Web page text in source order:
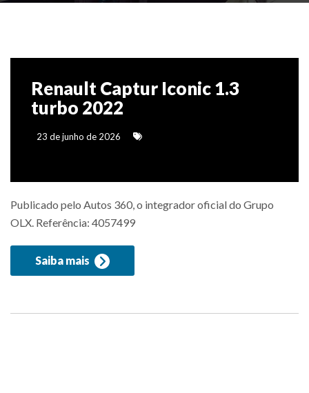
Renault Captur Iconic 1.3
turbo 2022
23 de junho de 2026
Publicado pelo Autos 360, o integrador oficial do Grupo
OLX. Referência: 4057499
Saiba mais